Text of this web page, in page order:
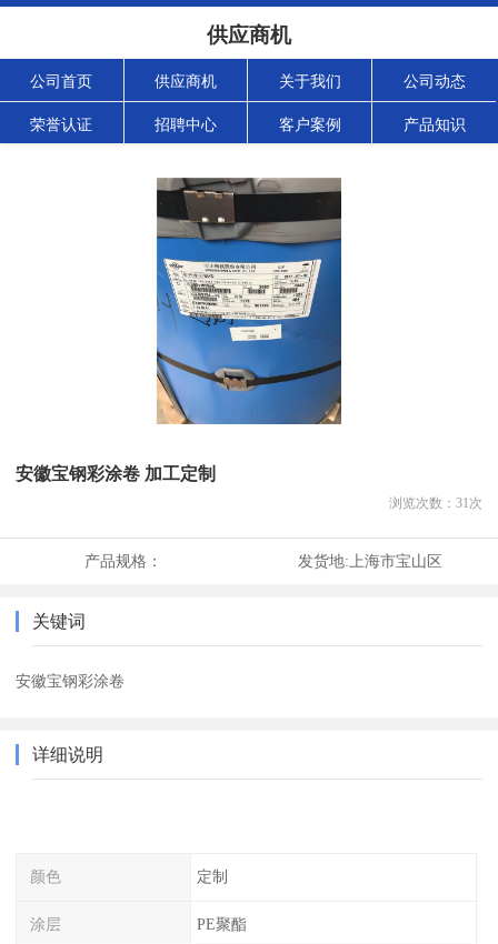
供应商机
公司首页 供应商机 关于我们 公司动态
荣誉认证 招聘中心 客户案例 产品知识
安徽宝钢彩涂卷 加工定制
浏览次数： 31次
产品规格： 发货地: 上海市宝山区
关键词
安徽宝钢彩涂卷
详细说明
颜色 定制
涂层 PE聚酯